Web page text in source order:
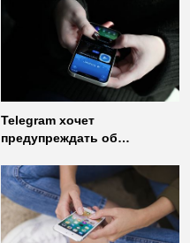
Telegram хочет
предупреждать об
неофициальных клиентов
мессенджера